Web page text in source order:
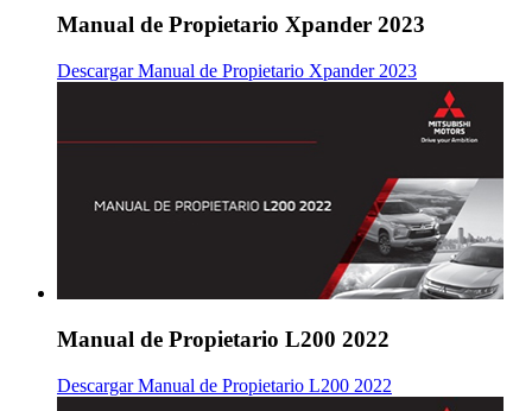
Manual de Propietario Xpander 2023
Descargar Manual de Propietario Xpander 2023
Manual de Propietario L200 2022
Descargar Manual de Propietario L200 2022